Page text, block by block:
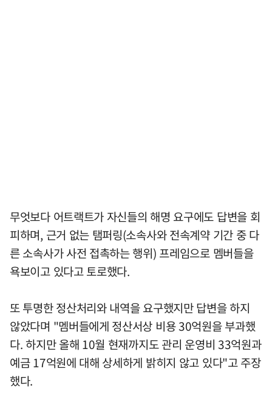
무엇보다 어트랙트가 자신들의 해명 요구에도 답변을 회
피하며, 근거 없는 탬퍼링(소속사와 전속계약 기간 중 다
른 소속사가 사전 접촉하는 행위) 프레임으로 멤버들을
욕보이고 있다고 토로했다.
또 투명한 정산처리와 내역을 요구했지만 답변을 하지
않았다며 "멤버들에게 정산서상 비용 30억원을 부과했
다. 하지만 올해 10월 현재까지도 관리 운영비 33억원과
예금 17억원에 대해 상세하게 밝히지 않고 있다"고 주장
했다.